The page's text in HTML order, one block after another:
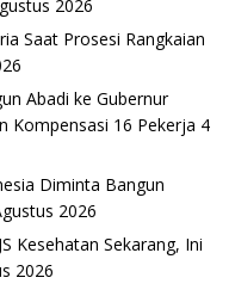
2026
Saat Prosesi Rangkaian
Abadi ke Gubernur
Kompensasi 16 Pekerja 4
Diminta Bangun
2026
Kesehatan Sekarang, Ini
2026